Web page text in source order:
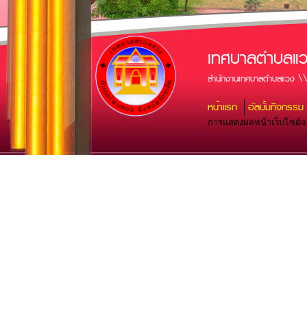
เทศบาลตำบลแ
สำนักงานเทศบาลตำบลแว
หน้าแรก อัลบั้มกิจกรรม
การแสดงผลหน้าเว็บไซต์